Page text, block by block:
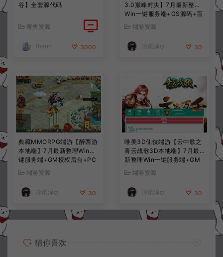
谷】全套源代码
寄售资源
thanh 3000
3.0巅峰对决】7月最新整理
Win一键服务端+GS源码+百
宝阁+在线GM工具+PC客户
端+详细搭建教程
端游资源
冷雨泽ღ 30
典藏MMORPG端游【醉西游
本地端】7月最新整理Win一
键服务端+GM授权后台+PC
客户端+详细搭建教程
端游资源
冷雨泽ღ 30
唯美3D仙侠端游【云中歌之
青云战歌3D本地端】7月最
新整理Win一键服务端+GM
工具+PC客户端+详细搭建教
端游资源
冷雨泽ღ 30
猜你喜欢